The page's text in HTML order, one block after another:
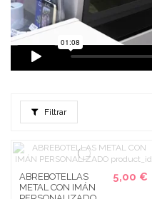
Filtrar
ABREBOTELLAS
METAL CON IMÁN
5,00 €